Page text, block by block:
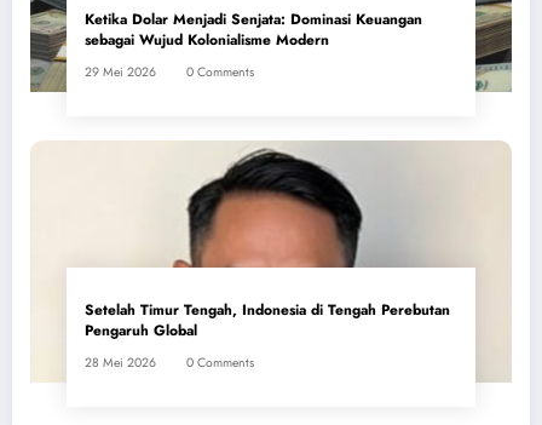
Kesaksian Prof. Dr. Basri Hasanuddin, lahir di Polewali Mandar, Sulawesi
Barat, dalam bedah buku “Mengapa Saya Mengikuti Ali” membuka refleksi
Uang Dolar AS: Dominasinya atas keuangan global dipandang sebagai
bentuk kolonialisme modern. Foto : Reuters
Ketika Dolar Menjadi Senjata: Dominasi Keuangan
sebagai Wujud Kolonialisme Modern
29 Mei 2026 0 Comments
Setelah Timur Tengah, Indonesia di Tengah Perebutan
Pengaruh Global
28 Mei 2026 0 Comments